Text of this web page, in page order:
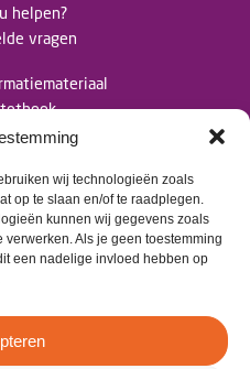
wij technologieën zoals
op te slaan en/of te raadplegen.
kunnen wij gegevens zoals
Als je geen toestemming
een nadelige invloed hebben op
helpen?
vragen